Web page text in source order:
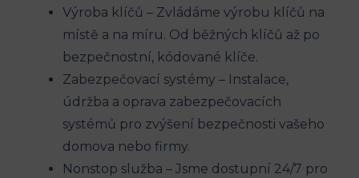
Výroba klíčů – Zvládáme výrobu klíčů na
místě a na míru. Od běžných klíčů až po
bezpečnostní, kódované klíče.
Zabezpečovací systémy – Instalace,
údržba a oprava zabezpečovacích
systémů pro zvýšení bezpečnosti vašeho
domova nebo firmy.
Nonstop služba – Jsme dostupní 24/7 pro